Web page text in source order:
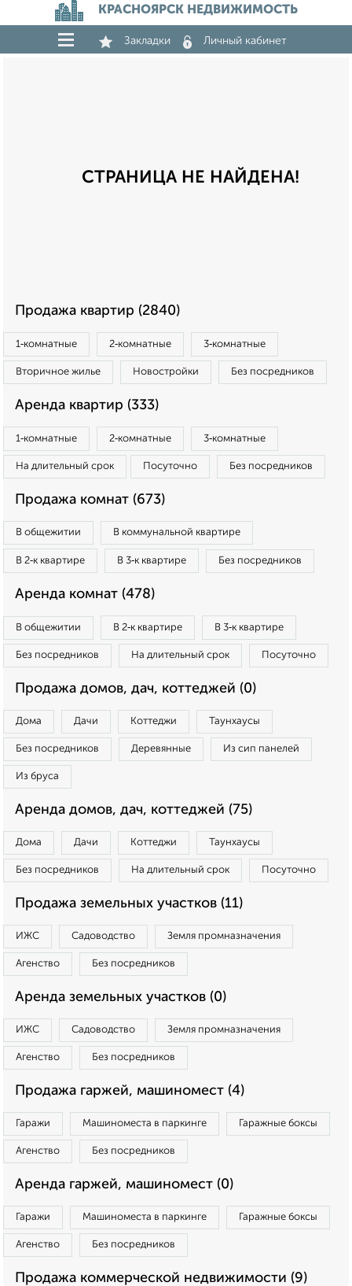
КРАСНОЯРСК НЕДВИЖИМОСТЬ
Закладки Личный кабинет
СТРАНИЦА НЕ НАЙДЕНА!
Продажа квартир (2840)
1‑комнатные 2‑комнатные 3‑комнатные
Вторичное жилье Новостройки Без посредников
Аренда квартир (333)
1‑комнатные 2‑комнатные 3‑комнатные
На длительный срок Посуточно Без посредников
Продажа комнат (673)
В общежитии В коммунальной квартире
В 2‑к квартире В 3‑к квартире Без посредников
Аренда комнат (478)
В общежитии В 2‑к квартире В 3‑к квартире
Без посредников На длительный срок Посуточно
Продажа домов, дач, коттеджей (0)
Дома Дачи Коттеджи Таунхаусы
Без посредников Деревянные Из сип панелей
Из бруса
Аренда домов, дач, коттеджей (75)
Дома Дачи Коттеджи Таунхаусы
Без посредников На длительный срок Посуточно
Продажа земельных участков (11)
ИЖС Садоводство Земля промназначения
Агенство Без посредников
Аренда земельных участков (0)
ИЖС Садоводство Земля промназначения
Агенство Без посредников
Продажа гаржей, машиномест (4)
Гаражи Машиноместа в паркинге Гаражные боксы
Агенство Без посредников
Аренда гаржей, машиномест (0)
Гаражи Машиноместа в паркинге Гаражные боксы
Агенство Без посредников
Продажа коммерческой недвижимости (9)